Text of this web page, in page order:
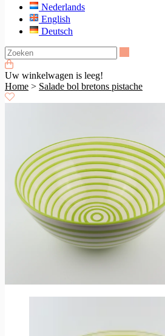
Nederlands
English
Deutsch
Uw winkelwagen is leeg!
Home > Salade bol bretons pistache